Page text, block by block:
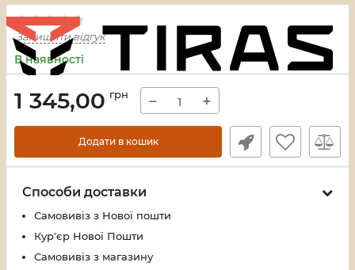
Залишити відгук
В наявності
1 345,00 грн − +
Додати в кошик
Способи доставки
Самовивіз з Нової пошти
Кур'єр Нової Пошти
Самовивіз з магазину